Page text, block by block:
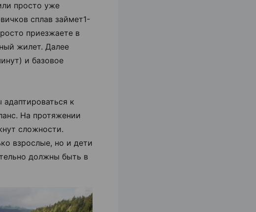
просто уже
сплав займет1-
приезжаете в
жилет. Далее
и базовое
к
На протяжении
сложности.
взрослые, но и дети
должны быть в